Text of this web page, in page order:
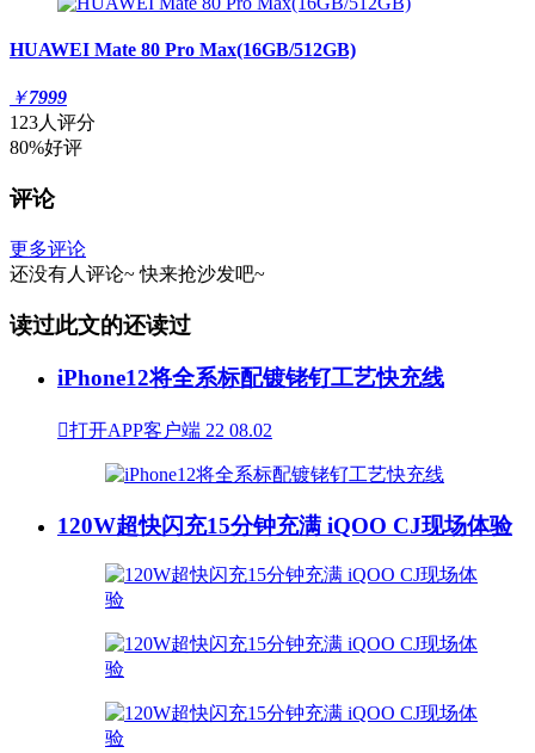
HUAWEI Mate 80 Pro Max(16GB/512GB)
￥7999
123人评分
80%好评
评论
更多评论
还没有人评论~ 快来抢沙发吧~
读过此文的还读过
iPhone12将全系标配镀铑钌工艺快充线
打开APP客户端 22 08.02
120W超快闪充15分钟充满 iQOO CJ现场体验